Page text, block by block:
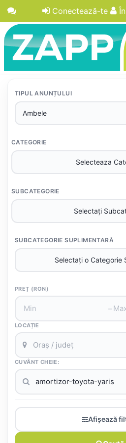
Conectează-te
TIPUL ANUNȚULUI
CATEGORIE
SUBCATEGORIE
SUBCATEGORIE SUPLIMENTARĂ
PREȚ (RON)
–
LOCAȚIE
CUVÂNT CHEIE:
Afișează